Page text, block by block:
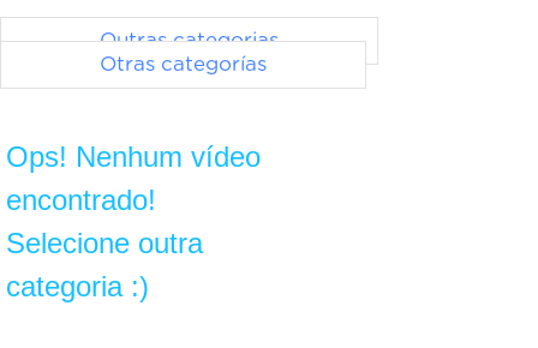
Outras categorias
Otras categorías
Ops! Nenhum vídeo
encontrado!
Selecione outra
categoria :)